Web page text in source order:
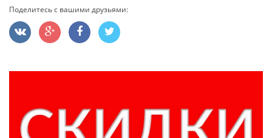
Поделитесь с вашими друзьями: